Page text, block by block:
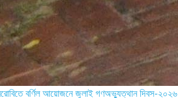
বর্ণিল আয়োজনে জুলাই গণঅভ্যুত্থান দিবস-২০২৬